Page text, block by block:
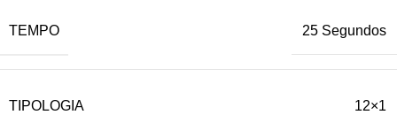
TEMPO 25 Segundos
TIPOLOGIA 12×1